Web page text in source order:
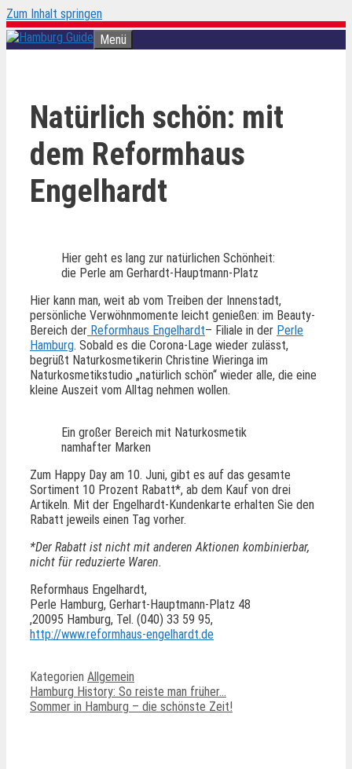
Zum Inhalt springen
Menü
Natürlich schön: mit
dem Reformhaus
Engelhardt
Hier geht es lang zur natürlichen Schönheit:
die Perle am Gerhardt-Hauptmann-Platz
Hier kann man, weit ab vom Treiben der Innenstadt,
persönliche Verwöhnmomente leicht genießen: im Beauty-
Bereich der Reformhaus Engelhardt– Filiale in der Perle
Hamburg. Sobald es die Corona-Lage wieder zulässt,
begrüßt Naturkosmetikerin Christine Wieringa im
Naturkosmetikstudio „natürlich schön“ wieder alle, die eine
kleine Auszeit vom Alltag nehmen wollen.
Ein großer Bereich mit Naturkosmetik
namhafter Marken
Zum Happy Day am 10. Juni, gibt es auf das gesamte
Sortiment 10 Prozent Rabatt*, ab dem Kauf von drei
Artikeln. Mit der Engelhardt-Kundenkarte erhalten Sie den
Rabatt jeweils einen Tag vorher.
*Der Rabatt ist nicht mit anderen Aktionen kombinierbar,
nicht für reduzierte Waren.
Reformhaus Engelhardt,
Perle Hamburg, Gerhart-Hauptmann-Platz 48
,20095 Hamburg, Tel. (040) 33 59 95,
http://www.reformhaus-engelhardt.de
Kategorien Allgemein
Hamburg History: So reiste man früher…
Sommer in Hamburg – die schönste Zeit!